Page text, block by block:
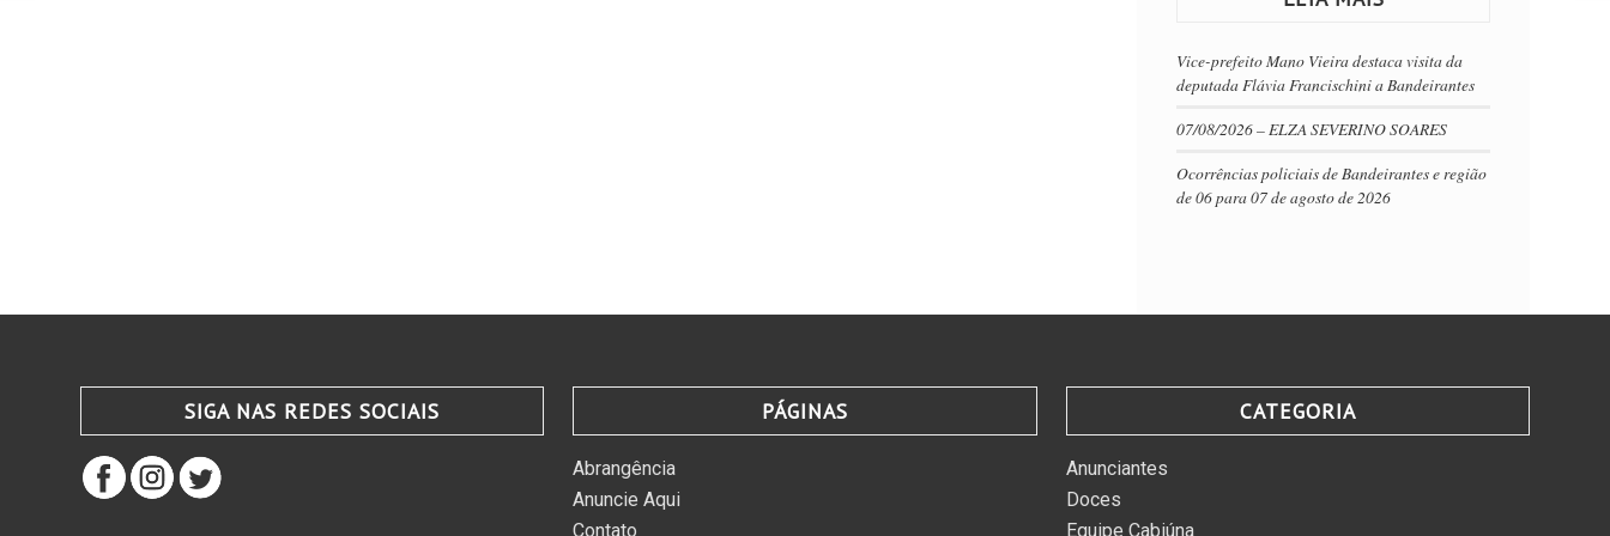
Vice-prefeito Mano Vieira destaca visita da
deputada Flávia Francischini a Bandeirantes
07/08/2026 – ELZA SEVERINO SOARES
Ocorrências policiais de Bandeirantes e região
de 06 para 07 de agosto de 2026
SIGA NAS REDES SOCIAIS PÁGINAS
Abrangência
Anuncie Aqui
Contato
CATEGORIA
Anunciantes
Doces
Equipe Cabiúna